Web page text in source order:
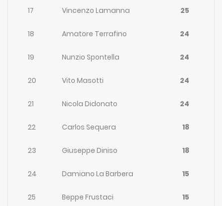
17 Vincenzo Lamanna 25
18 Amatore Terrafino 24
19 Nunzio Spontella 24
20 Vito Masotti 24
21 Nicola Didonato 24
22 Carlos Sequera 18
23 Giuseppe Diniso 18
24 Damiano La Barbera 15
25 Beppe Frustaci 15